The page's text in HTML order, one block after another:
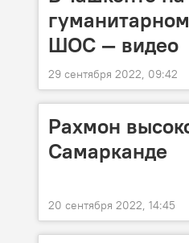
ШОС — видео
29 сентября 2022, 09:42
Рахмон
Самарканде
20 сентября 2022, 14:45